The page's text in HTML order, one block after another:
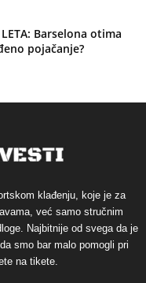
Barselona otima
pojačanje?
klađenju, koje je za
već samo stručnim
Najbitnije od svega da je
smo bar malo pomogli pri
na tikete.